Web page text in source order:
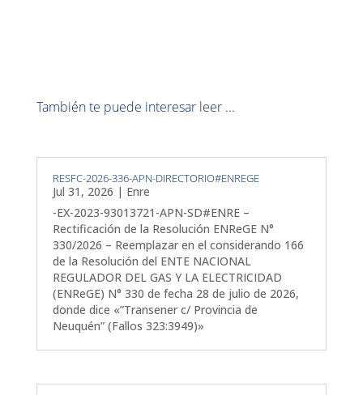
También te puede interesar leer ...
RESFC-2026-336-APN-DIRECTORIO#ENREGE
Jul 31, 2026 | Enre
-EX-2023-93013721-APN-SD#ENRE –
Rectificación de la Resolución ENReGE N°
330/2026 – Reemplazar en el considerando 166
de la Resolución del ENTE NACIONAL
REGULADOR DEL GAS Y LA ELECTRICIDAD
(ENReGE) N° 330 de fecha 28 de julio de 2026,
donde dice «”Transener c/ Provincia de
Neuquén” (Fallos 323:3949)»